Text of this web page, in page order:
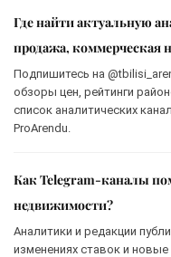
Где найти актуальную
продажа, коммерческая
Подпишитесь на
обзоры цен, рейтинги
список аналитических
ProArendu.
Как Telegram-каналы
недвижимости?
Аналитики и редакции
изменениях ставок и